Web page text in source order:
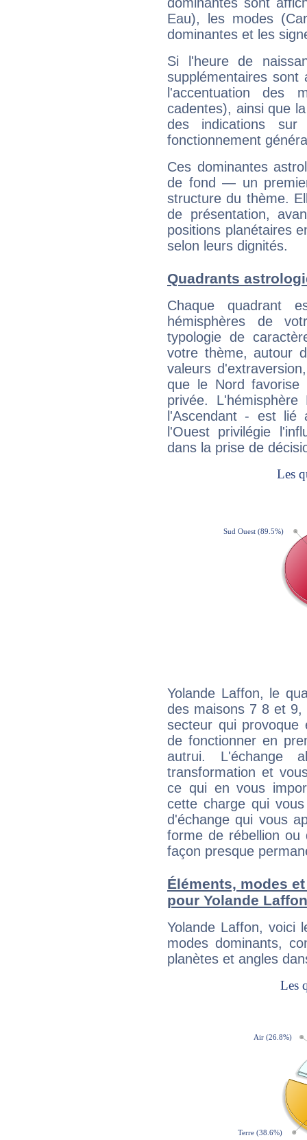
dominantes sont
Eau), les modes
dominantes et les
Si l'heure de
supplémentaires sont
l'accentuation des
cadentes), ainsi que
des indications sur
fonctionnement
Ces dominantes
de fond — un
structure du thème.
de présentation,
positions planétaires
selon leurs dignités.
Quadrants
Chaque quadrant
hémisphères de
typologie de
votre thème, autour
valeurs
que le Nord favorise
privée.
l'Ascendant - est
l'Ouest privilégie
dans la prise de
Yolande Laffon, le
des maisons 7 8 et
secteur qui provoque
de fonctionner en
autrui. L'échange
transformation et
ce qui en vous
cette charge qui
d'échange qui vous
forme de rébellion ou
façon presque
Éléments, modes
pour Yolande Laffon
Yolande Laffon, voici
modes dominants,
planètes et angles